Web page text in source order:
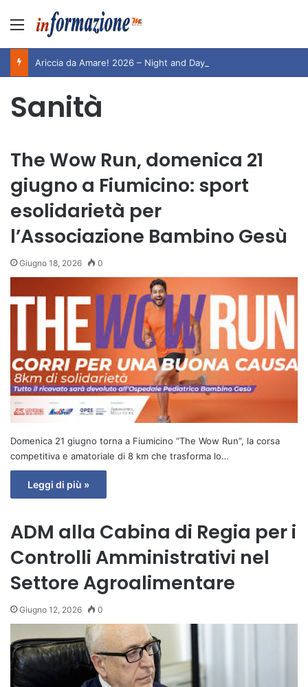
Menu
Sanità
The Wow Run, domenica 21
giugno a Fiumicino: sport
esolidarietà per
l’Associazione Bambino Gesù
Giugno 18, 2026 0
Domenica 21 giugno torna a Fiumicino “The Wow Run”, la corsa
competitiva e amatoriale di 8 km che trasforma lo…
Leggi di più »
ADM alla Cabina di Regia per i
Controlli Amministrativi nel
Settore Agroalimentare
Giugno 12, 2026 0